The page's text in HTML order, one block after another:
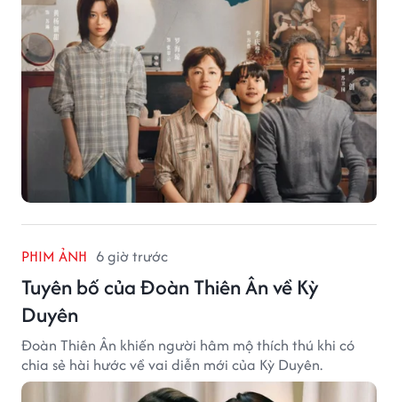
PHIM ẢNH 6 giờ trước
Tuyên bố của Đoàn Thiên Ân về Kỳ
Duyên
Đoàn Thiên Ân khiến người hâm mộ thích thú khi có
chia sẻ hài hước về vai diễn mới của Kỳ Duyên.